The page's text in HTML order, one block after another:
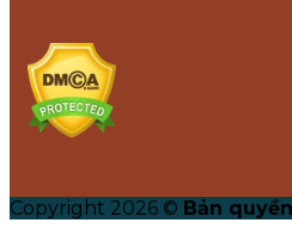
Copyright 2026 © Bản